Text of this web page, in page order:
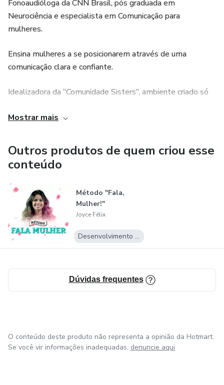
Fonoaudióloga da CNN Brasil, pós graduada em
Neurociência e especialista em Comunicação para
mulheres.
Ensina mulheres a se posicionarem através de uma
comunicação clara e confiante.
Idealizadora da “Comunidade Sisters”, ambiente criado só
mentorias sobre comunicação e inteligência emocional.
através da comunicação
Mostrar mais
Outros produtos de quem criou esse
conteúdo
Método "Fala,
Mulher!"
Joyce Félix
Desenvolvimento Pessoal
Dúvidas frequentes
O conteúdo deste produto não representa a opinião da Hotmart.
Se você vir informações inadequadas, denuncie aqui